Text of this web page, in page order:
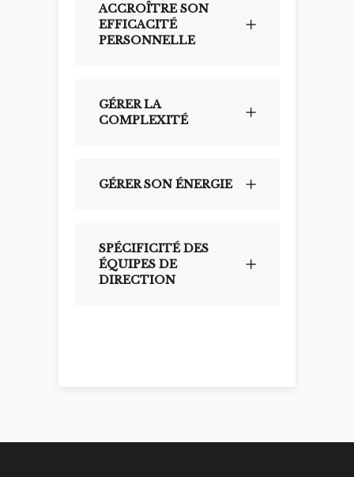
ACCROÎTRE SON
EFFICACITÉ
PERSONNELLE
GÉRER LA
COMPLEXITÉ
GÉRER SON ÉNERGIE
SPÉCIFICITÉ DES
ÉQUIPES DE
DIRECTION